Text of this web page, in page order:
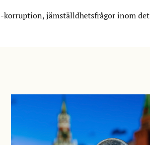
jämställdhetsfrågor inom det